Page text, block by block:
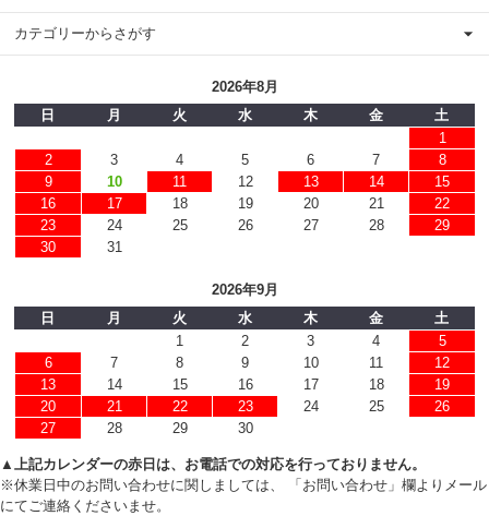
カテゴリーからさがす
2026年8月
日
月 火 水 木 金
土
1
2
3 4 5 6 7
8
9
10 11 12 13 14
15
16
17 18 19 20 21
22
23
24 25 26 27 28
29
30
31
2026年9月
日
月 火 水 木 金
土
1
2 3 4
5
6
7 8 9 10 11
12
13
14 15 16 17 18
19
20
21 22 23 24 25
26
27
28 29 30
▲上記カレンダーの赤日は、お電話での対応を行っておりません。
※休業日中のお問い合わせに関しましては、 「お問い合わせ」欄よりメール
にてご連絡くださいませ。